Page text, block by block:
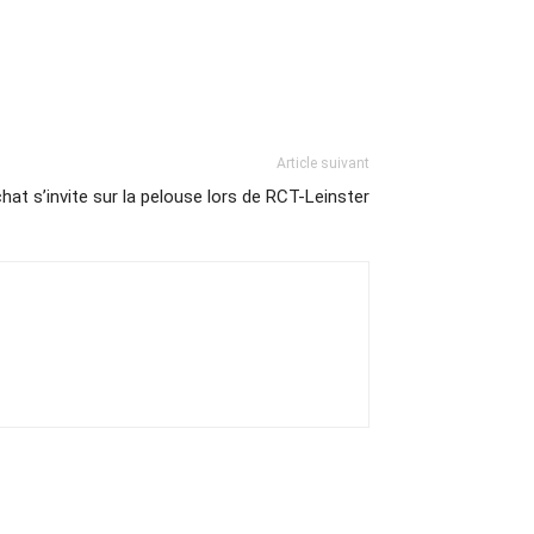
Article suivant
s’invite sur la pelouse lors de RCT-Leinster